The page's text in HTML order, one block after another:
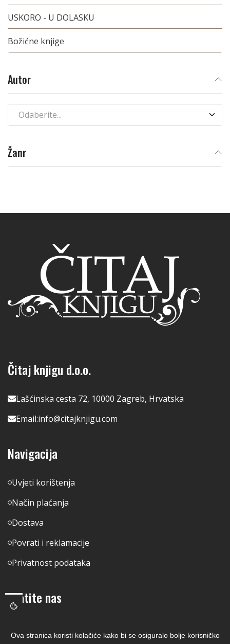
USKORO - U DOLASKU
Božićne knjige
Autor
Odaberite...
Žanr
Čitaj knjigu d.o.o.
Lašćinska cesta 72, 10000 Zagreb, Hrvatska
Email:info@citajknjigu.com
Navigacija
Uvjeti korištenja
Način plaćanja
Dostava
Povrati i reklamacije
Privatnost podataka
Pratite nas
Ova stranica koristi kolačiće kako bi se osiguralo bolje korisničko